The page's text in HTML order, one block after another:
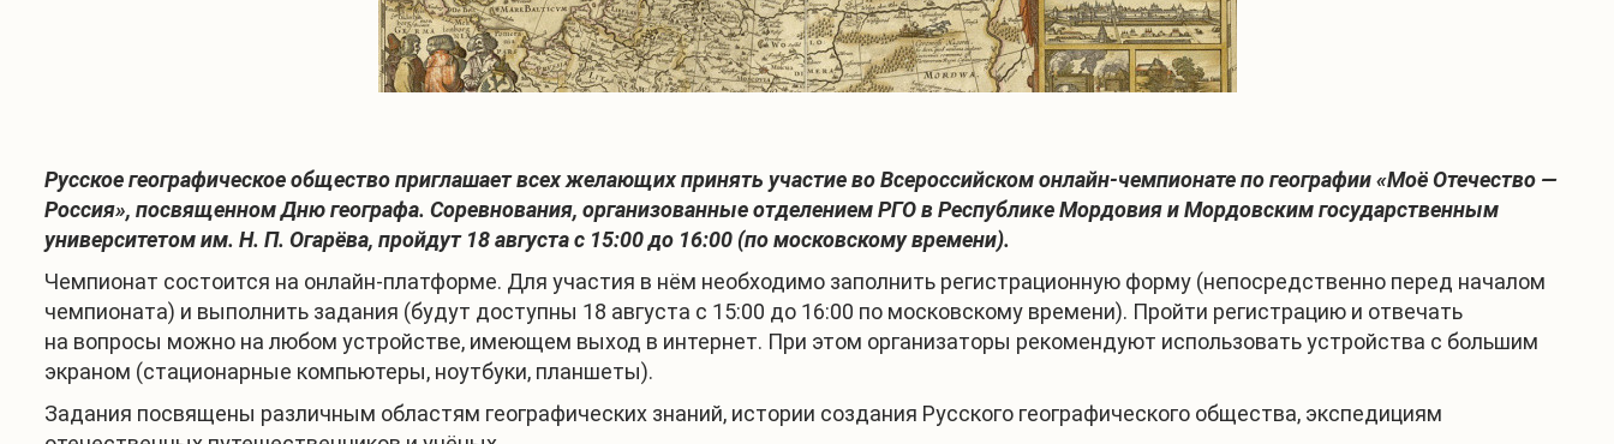
Русское географическое общество приглашает всех желающих принять участие во Всероссийском онлайн-чемпионате по географии «Моё Отечество —
Россия», посвященном Дню географа. Соревнования, организованные отделением РГО в Республике Мордовия и Мордовским государственным
университетом им. Н. П. Огарёва, пройдут 18 августа с 15:00 до 16:00 (по московскому времени).
Чемпионат состоится на онлайн-платформе. Для участия в нём необходимо заполнить регистрационную форму (непосредственно перед началом
чемпионата) и выполнить задания (будут доступны 18 августа с 15:00 до 16:00 по московскому времени). Пройти регистрацию и отвечать
на вопросы можно на любом устройстве, имеющем выход в интернет. При этом организаторы рекомендуют использовать устройства с большим
экраном (стационарные компьютеры, ноутбуки, планшеты).
Задания посвящены различным областям географических знаний, истории создания Русского географического общества, экспедициям